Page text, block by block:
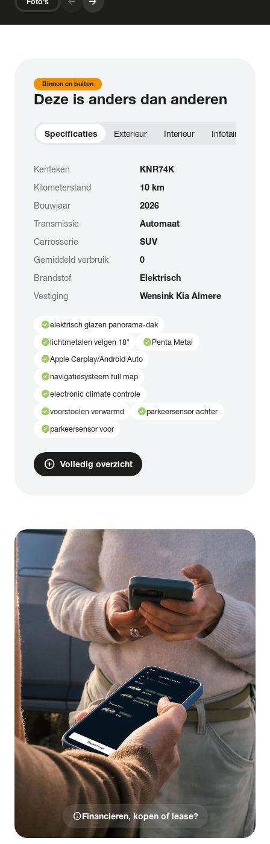
Binnen en buiten
Deze is anders dan anderen
Specificaties Exterieur Interieur Infotainment
Kenteken
KNR74K
Kilometerstand
10 km
Bouwjaar
2026
Transmissie
Automaat
Carrosserie
SUV
Gemiddeld verbruik
0
Brandstof
Elektrisch
Vestiging
Wensink Kia Almere
check_circleelektrisch glazen panorama-dak
check_circlelichtmetalen velgen 18" check_circlePenta Metal
check_circleApple Carplay/Android Auto
check_circlenavigatiesysteem full map
check_circleelectronic climate controle
check_circlevoorstoelen verwarmd check_circleparkeersensor achter
check_circleparkeersensor voor
add_circle Volledig overzicht
infoFinancieren, kopen of lease?